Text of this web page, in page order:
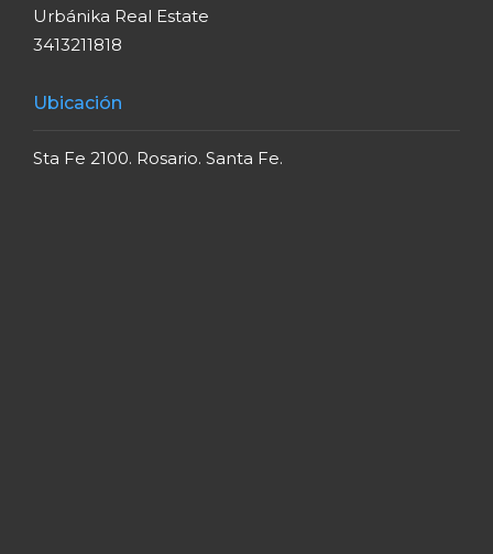
Urbánika Real Estate
3413211818
Ubicación
Sta Fe 2100. Rosario. Santa Fe.